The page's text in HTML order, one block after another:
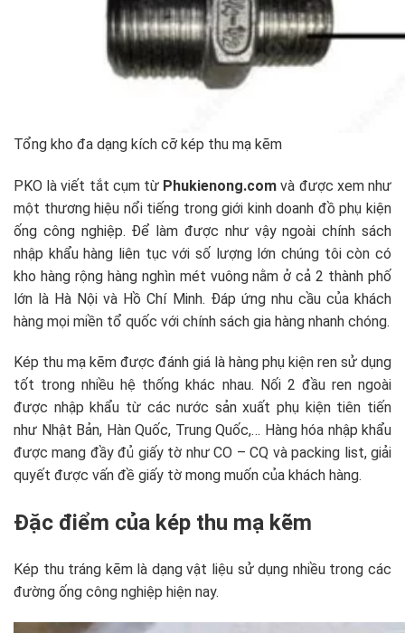
Tổng kho đa dạng kích cỡ kép thu mạ kẽm
PKO là viết tắt cụm từ Phukienong.comvà được xem như
một thương hiệu nổi tiếng trong giới kinh doanh đồ phụ kiện
ống công nghiệp. Để làm được như vậy ngoài chính sách
nhập khẩu hàng liên tục với số lượng lớn chúng tôi còn có
kho hàng rộng hàng nghìn mét vuông nằm ở cả 2 thành phố
lớn là Hà Nội và Hồ Chí Minh. Đáp ứng nhu cầu của khách
hàng mọi miền tổ quốc với chính sách gia hàng nhanh chóng.
Kép thu mạ kẽm được đánh giá là hàng phụ kiện ren sử dụng
tốt trong nhiều hệ thống khác nhau. Nối 2 đầu ren ngoài
được nhập khẩu từ các nước sản xuất phụ kiện tiên tiến
như Nhật Bản, Hàn Quốc, Trung Quốc,… Hàng hóa nhập khẩu
được mang đầy đủ giấy tờ như CO – CQ và packing list, giải
quyết được vấn đề giấy tờ mong muốn của khách hàng.
Đặc điểm của kép thu mạ kẽm
Kép thu tráng kẽm là dạng vật liệu sử dụng nhiều trong các
đường ống công nghiệp hiện nay.